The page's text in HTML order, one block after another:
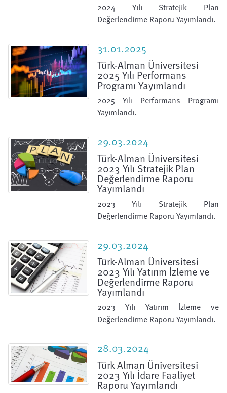
2024 Yılı Stratejik Plan
Değerlendirme Raporu Yayımlandı.
31.01.2025
Türk-Alman Üniversitesi
2025 Yılı Performans
Programı Yayımlandı
2025 Yılı Performans Programı
Yayımlandı.
29.03.2024
Türk-Alman Üniversitesi
2023 Yılı Stratejik Plan
Değerlendirme Raporu
Yayımlandı
2023 Yılı Stratejik Plan
Değerlendirme Raporu Yayımlandı.
29.03.2024
Türk-Alman Üniversitesi
2023 Yılı Yatırım İzleme ve
Değerlendirme Raporu
Yayımlandı
2023 Yılı Yatırım İzleme ve
Değerlendirme Raporu Yayımlandı.
28.03.2024
Türk Alman Üniversitesi
2023 Yılı İdare Faaliyet
Raporu Yayımlandı